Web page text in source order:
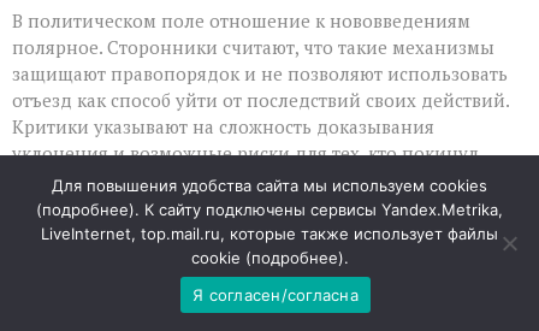
В политическом поле отношение к нововведениям
полярное. Сторонники считают, что такие механизмы
защищают правопорядок и не позволяют использовать
отъезд как способ уйти от последствий своих действий.
Критики указывают на сложность доказывания
уклонения и возможные риски для тех, кто покинул
страну по иным причинам. При этом сама конструкция
закона делает акцент не на факте отъезда, а именно на
уклонении от исполнения уже вступивших в силу
Таким образом, новый пакет законов — это попытка
Для повышения удобства сайта мы используем cookies
(подробнее). К сайту подключены сервисы Yandex.Metrika,
LiveInternet, top.mail.ru, которые также использует файлы
cookie (подробнее).
Я согласен/согласна